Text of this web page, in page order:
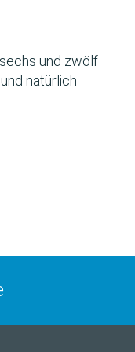
und zwölf
natürlich